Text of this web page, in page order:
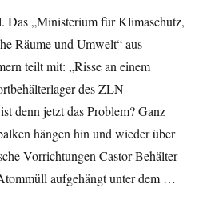
Das „Ministerium für Klimaschutz,
Räume und Umwelt“ aus
teilt mit: „Risse an einem
des ZLN
denn jetzt das Problem? Ganz
hängen hin und wieder über
Vorrichtungen Castor-Behälter
aufgehängt unter dem …
Zwischenlager Lubmin/Greifswald